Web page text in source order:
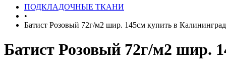
ПОДКЛАДОЧНЫЕ ТКАНИ
•
Батист Розовый 72г/м2 шир. 145см купить в
Батист Розовый 72г/м2 шир.